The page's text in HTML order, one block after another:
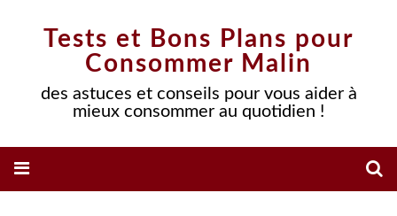
Tests et Bons Plans pour
Consommer Malin
des astuces et conseils pour vous aider à
mieux consommer au quotidien !